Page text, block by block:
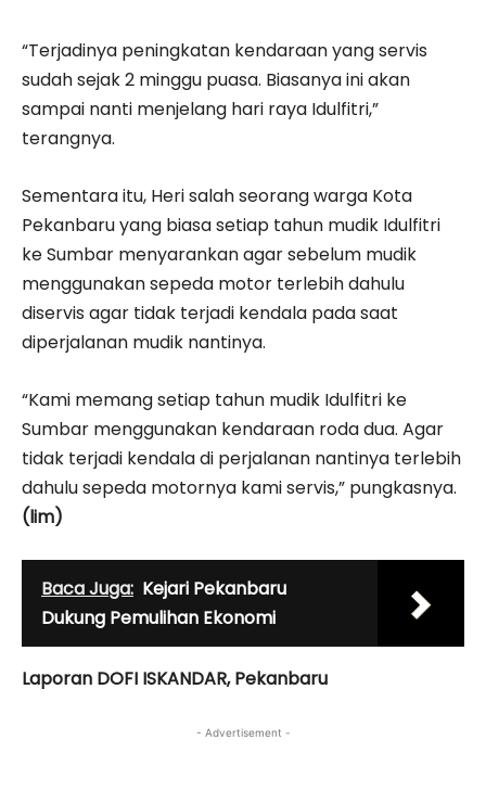
“Terjadinya peningkatan kendaraan yang servis
sudah sejak 2 minggu puasa. Biasanya ini akan
sampai nanti menjelang hari raya Idulfitri,”
terangnya.
Sementara itu, Heri salah seorang warga Kota
Pekanbaru yang biasa setiap tahun mudik Idulfitri
ke Sumbar menyarankan agar sebelum mudik
menggunakan sepeda motor terlebih dahulu
diservis agar tidak terjadi kendala pada saat
diperjalanan mudik nantinya.
“Kami memang setiap tahun mudik Idulfitri ke
Sumbar menggunakan kendaraan roda dua. Agar
tidak terjadi kendala di perjalanan nantinya terlebih
dahulu sepeda motornya kami servis,” pungkasnya.
(lim)
Baca Juga: Kejari Pekanbaru
Dukung Pemulihan Ekonomi
Laporan DOFI ISKANDAR, Pekanbaru
- Advertisement -